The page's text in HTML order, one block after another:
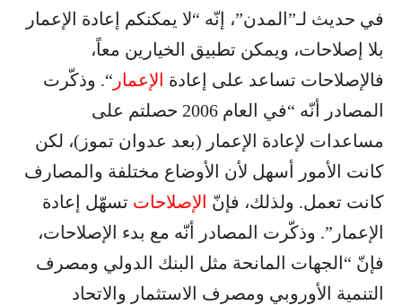
في حديث لـ”المدن”، إنّه “لا يمكنكم إعادة الإعمار
بلا إصلاحات، ويمكن تطبيق الخيارين معاً،
فالإصلاحات تساعد على إعادة الإعمار “. وذكّرت
المصادر أنّه “في العام 2006 حصلتم على
مساعدات لإعادة الإعمار (بعد عدوان تموز)، لكن
كانت الأمور أسهل لأن الأوضاع مختلفة والمصارف
كانت تعمل. ولذلك، فإنّ الإصلاحات تسهّل إعادة
الإعمار”. وذكّرت المصادر أنّه مع بدء الإصلاحات،
فإنّ “الجهات المانحة مثل البنك الدولي ومصرف
التنمية الأوروبي ومصرف الاستثمار والاتحاد